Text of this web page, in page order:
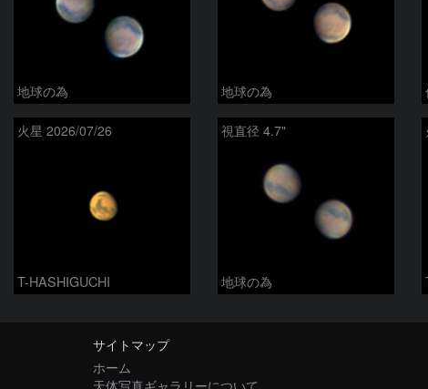
地球の為 地球の為
火星 2026/07/26
T-HASHIGUCHI
視直径 4.7"
地球の為
サイトマップ
ホーム
天体写真ギャラリーについて